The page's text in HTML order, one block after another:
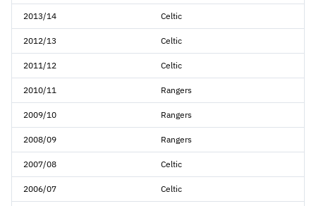
2013/14 Celtic
2012/13 Celtic
2011/12 Celtic
2010/11 Rangers
2009/10 Rangers
2008/09 Rangers
2007/08 Celtic
2006/07 Celtic